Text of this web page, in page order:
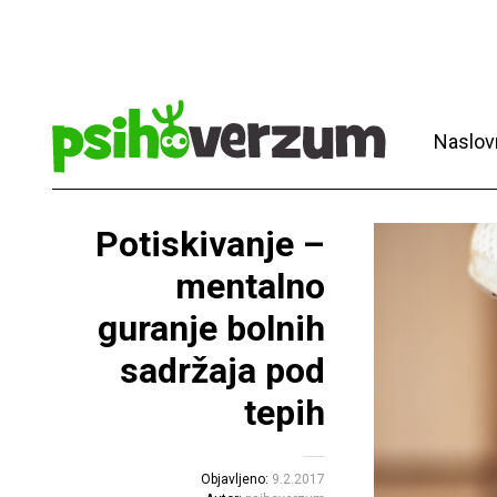
Potiskivanje –
mentalno
guranje bolnih
sadržaja pod
tepih
Objavljeno: 9.2.2017